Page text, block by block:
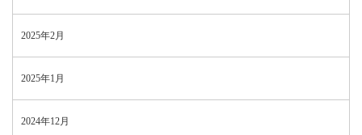
2025年2月
2025年1月
2024年12月